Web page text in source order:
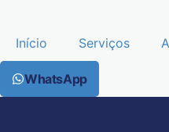
Início Serviços
WhatsApp